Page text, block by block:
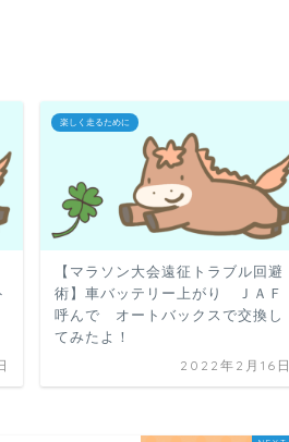
楽しく走るために
【マラソン大会遠征トラブル回避
術】車バッテリー上がり ＪＡＦ
呼んで オートバックスで交換し
てみたよ！
2022年2月16日